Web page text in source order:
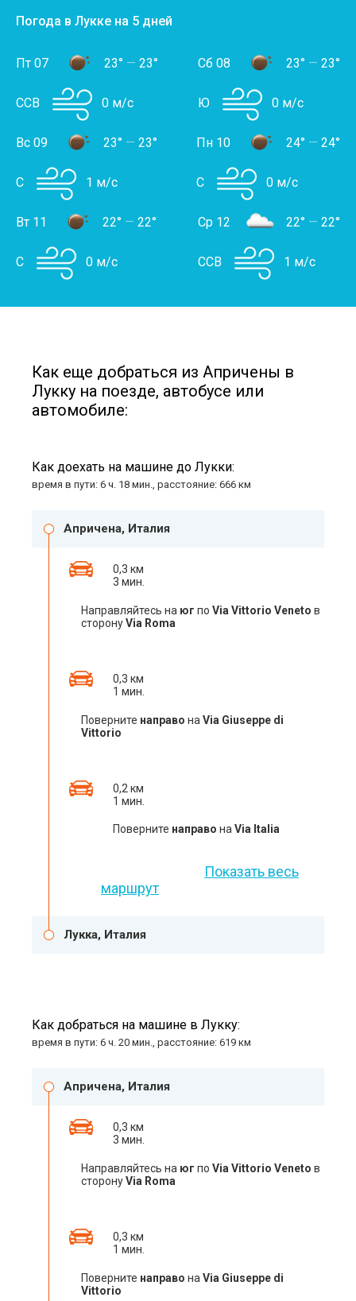
Погода в Лукке на 5 дней
Пт 07 23° — 23°
ССВ 0 м/с
Сб 08 23° — 23°
Ю 0 м/с
Вс 09 23° — 23°
С 1 м/с
Пн 10 24° — 24°
С 0 м/с
Вт 11 22° — 22°
С 0 м/с
Ср 12 22° — 22°
ССВ 1 м/с
Как еще добраться из Апричены в
Лукку на поезде, автобусе или
автомобиле:
Как доехать на машине до Лукки:
время в пути: 6 ч. 18 мин., расстояние: 666 км
Апричена, Италия
0,3 км
3 мин.
Направляйтесь на юг по Via Vittorio Veneto в
сторонуVia Roma
0,3 км
1 мин.
Поверните направо на Via Giuseppe di
Vittorio
0,2 км
1 мин.
Поверните направо на Via Italia
Показать весь
маршрут
Лукка, Италия
Как добраться на машине в Лукку:
время в пути: 6 ч. 20 мин., расстояние: 619 км
Апричена, Италия
0,3 км
3 мин.
Направляйтесь на юг по Via Vittorio Veneto в
сторонуVia Roma
0,3 км
1 мин.
Поверните направо на Via Giuseppe di
Vittorio